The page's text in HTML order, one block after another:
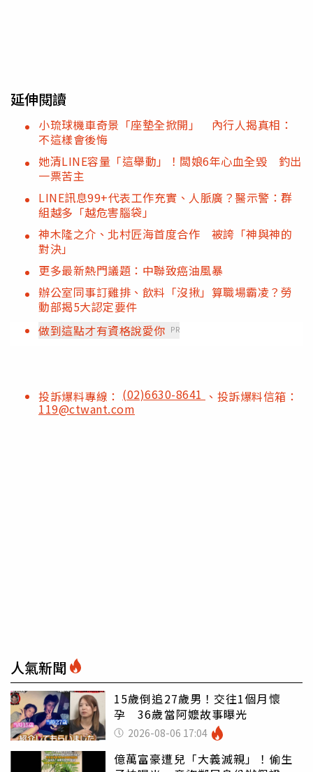
延伸閱讀
小琉球機車奇景「座墊全掀開」 內行人揭真相：
不這樣會後悔
她清LINE容量「這舉動」！闆娘6年心血全毀 釣出
一票苦主
LINE訊息99+代表工作充實、人脈廣？醫示警：群
組越多「越危害腦袋」
神木隆之介、北村匠海首度合作 被誇「神與神的
對決」
更多最新熱門議題：中聯致癌油風暴
辦公室同事訂雞排、飲料「沒揪」算職場霸凌？勞
動部揭5大認定要件
做到這點才有資格說愛你 PR
投訴爆料專線： (02)6630-8641 、投訴爆料信箱：
119@ctwant.com
人氣新聞
15歲倒追27歲男！交往1個月懷
孕 36歲當阿嬤故事曝光
2026-08-06 17:04
億萬富豪遭兒「大義滅親」！偷生